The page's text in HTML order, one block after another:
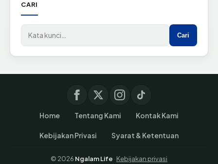
CARI
Cari di situs
Cari
Home Tentang Kami Kontak Kami
Kebijakan Privasi Syarat & Ketentuan
© 2026 Ngalam Life · Kebijakan privasi